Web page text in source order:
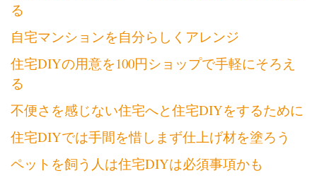
る
自宅マンションを自分らしくアレンジ
住宅DIYの用意を100円ショップで手軽にそろえ
る
不便さを感じない住宅へと住宅DIYをするために
住宅DIYでは手間を惜しまず仕上げ材を塗ろう
ペットを飼う人は住宅DIYは必須事項かも